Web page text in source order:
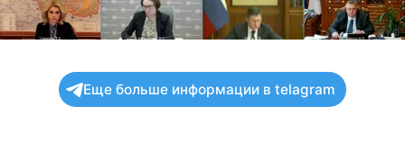
Еще больше информации в telagram